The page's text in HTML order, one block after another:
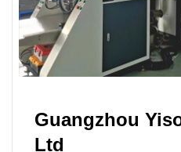
Guangzhou
Ltd